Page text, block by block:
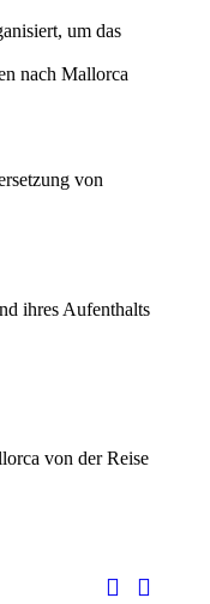
um das
nach Mallorca
von
ihres Aufenthalts
von der Reise